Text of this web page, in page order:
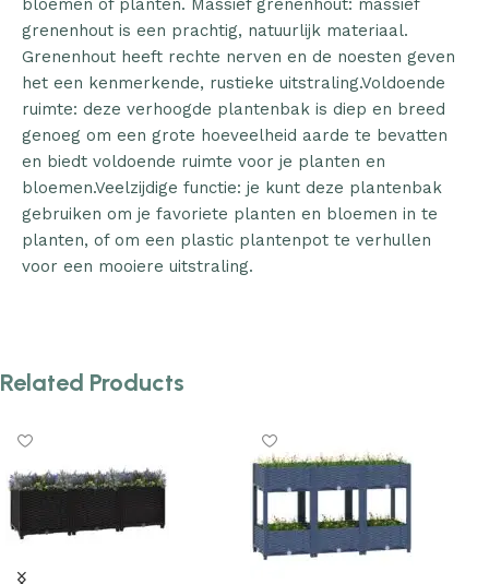
bloemen of planten. Massief grenenhout: massief
grenenhout is een prachtig, natuurlijk materiaal.
Grenenhout heeft rechte nerven en de noesten geven
het een kenmerkende, rustieke uitstraling.Voldoende
ruimte: deze verhoogde plantenbak is diep en breed
genoeg om een grote hoeveelheid aarde te bevatten
en biedt voldoende ruimte voor je planten en
bloemen.Veelzijdige functie: je kunt deze plantenbak
gebruiken om je favoriete planten en bloemen in te
planten, of om een plastic plantenpot te verhullen
voor een mooiere uitstraling.
Related Products